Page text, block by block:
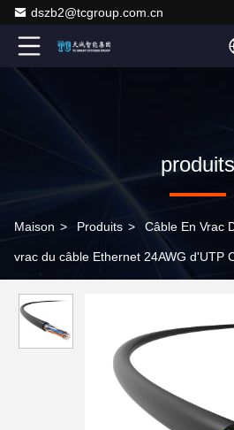
dszb2@tcgroup.com.cn
produits
Maison > Produits > Câble En Vrac
vrac du câble Ethernet 24AWG d'UTP